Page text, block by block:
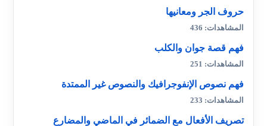
حروف الجر ومعانيها
المشاهدات: 436
فهم قصة جوان والكلب
المشاهدات: 251
فهم نصوص الإنفوجرافيك والنصوص غير الممتدة
المشاهدات: 233
تصريف الأفعال مع الضمائر في الماضي والمضارع